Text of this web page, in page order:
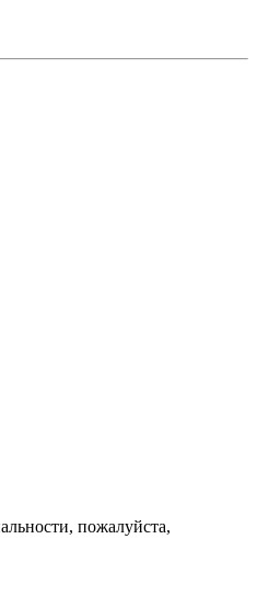
пожалуйста,